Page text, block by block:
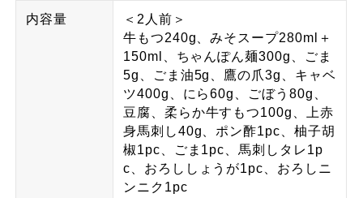
内容量
＜2人前＞
牛もつ240g、みそスープ280ml＋
150ml、ちゃんぽん麺300g、ごま
5g、ごま油5g、鷹の爪3g、キャベ
ツ400g、にら60g、ごぼう80g、
豆腐、柔らか牛すもつ100g、上赤
身馬刺し40g、ポン酢1pc、柚子胡
椒1pc、ごま1pc、馬刺しタレ1p
c、おろししょうが1pc、おろしニ
ンニク1pc